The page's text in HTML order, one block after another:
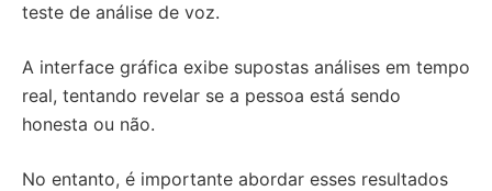
teste de análise de voz.
A interface gráfica exibe supostas análises em tempo
real, tentando revelar se a pessoa está sendo
honesta ou não.
No entanto, é importante abordar esses resultados